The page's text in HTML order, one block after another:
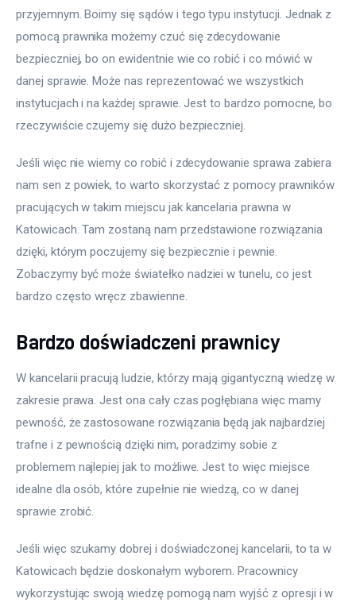
przyjemnym. Boimy się sądów i tego typu instytucji. Jednak z
pomocą prawnika możemy czuć się zdecydowanie
bezpieczniej, bo on ewidentnie wie co robić i co mówić w
danej sprawie. Może nas reprezentować we wszystkich
instytucjach i na każdej sprawie. Jest to bardzo pomocne, bo
rzeczywiście czujemy się dużo bezpieczniej.
Jeśli więc nie wiemy co robić i zdecydowanie sprawa zabiera
nam sen z powiek, to warto skorzystać z pomocy prawników
pracujących w takim miejscu jak kancelaria prawna w
Katowicach. Tam zostaną nam przedstawione rozwiązania
dzięki, którym poczujemy się bezpiecznie i pewnie.
Zobaczymy być może światełko nadziei w tunelu, co jest
bardzo często wręcz zbawienne.
Bardzo doświadczeni prawnicy
W kancelarii pracują ludzie, którzy mają gigantyczną wiedzę w
zakresie prawa. Jest ona cały czas pogłębiana więc mamy
pewność, że zastosowane rozwiązania będą jak najbardziej
trafne i z pewnością dzięki nim, poradzimy sobie z
problemem najlepiej jak to możliwe. Jest to więc miejsce
idealne dla osób, które zupełnie nie wiedzą, co w danej
sprawie zrobić.
Jeśli więc szukamy dobrej i doświadczonej kancelarii, to ta w
Katowicach będzie doskonałym wyborem. Pracownicy
wykorzystując swoją wiedzę pomogą nam wyjść z opresji i w